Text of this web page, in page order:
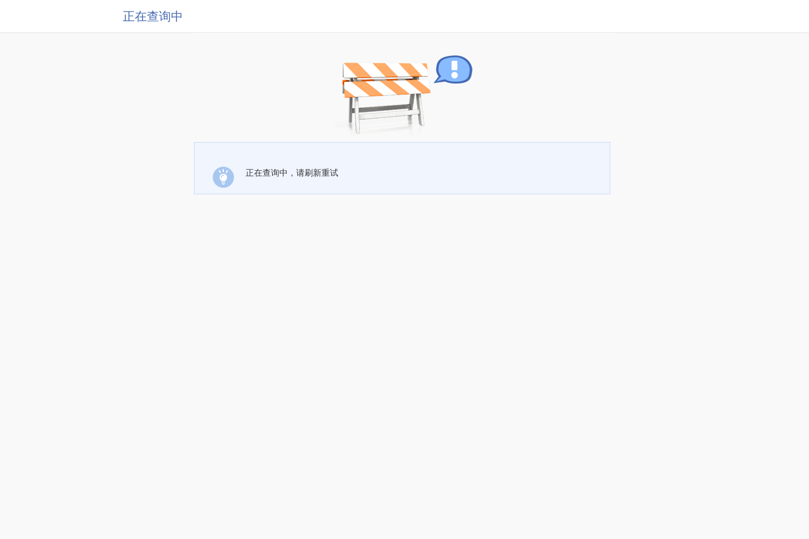
正在查询中
正在查询中，请刷新重试